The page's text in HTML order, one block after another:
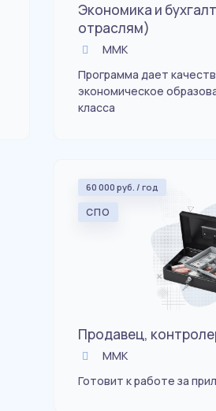
Экономика и
отраслям)
ММК
Программа дает
экономическое
класса
60 000 руб. / год
СПО
Продавец,
ММК
Готовит к работе за